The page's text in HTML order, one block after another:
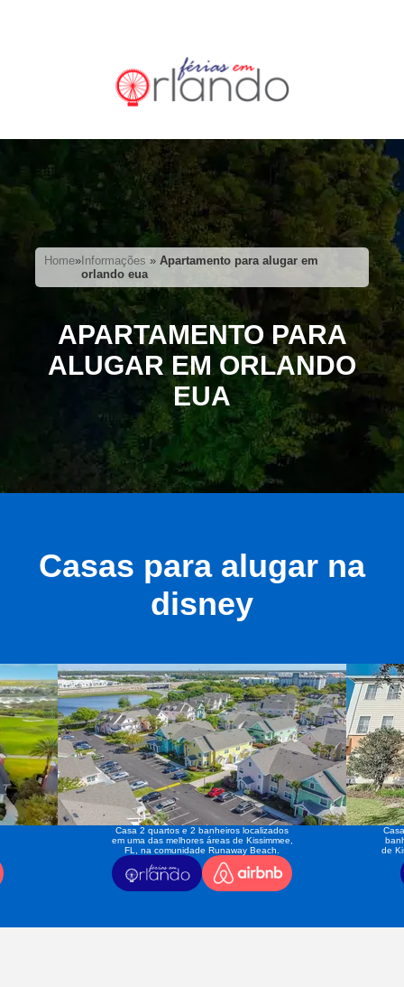
Home» Informações »Apartamento para alugar em
orlando eua
APARTAMENTO PARA
ALUGAR EM ORLANDO
EUA
Casas para alugar na
disney
Casa 2 quartos e 2 banheiros localizados
em uma das melhores áreas de Kissimmee,
FL, na comunidade Runaway Beach.
de